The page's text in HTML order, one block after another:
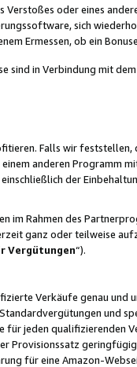
oder eines
sich
Ermessen, ob ein
in Verbindung mit
Falls wir
anderen Programm
der
im Rahmen des
ganz oder teilweise
Vergütungen“).
Verkäufe genau und
und
jeden qualifizierenden
Provisionssatz
für eine Amazon-